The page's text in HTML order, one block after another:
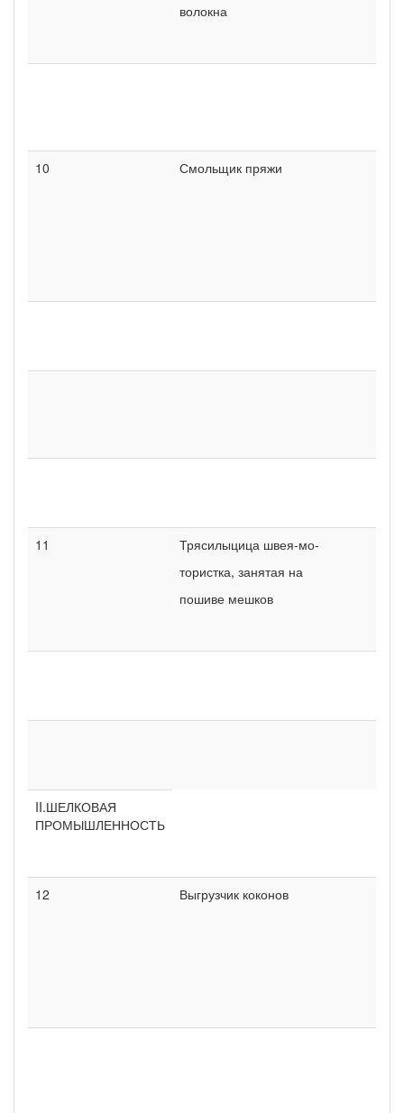
волокна
10 Смольщик пряжи
11
Трясилыцица швея-мо-
тористка, занятая на
пошиве мешков
II.ШЕЛКОВАЯ
ПРОМЫШЛЕННОСТЬ
12 Выгрузчик коконов